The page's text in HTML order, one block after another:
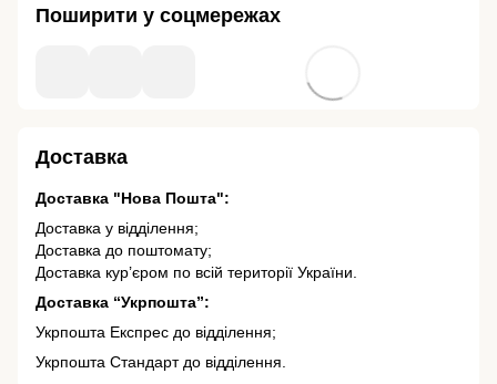
Поширити у соцмережах
Доставка
Доставка "Нова Пошта":
Доставка у відділення;
Доставка до поштомату;
Доставка кур’єром по всій території України.
Доставка “Укрпошта”:
Укрпошта Експрес до відділення;
Укрпошта Стандарт до відділення.